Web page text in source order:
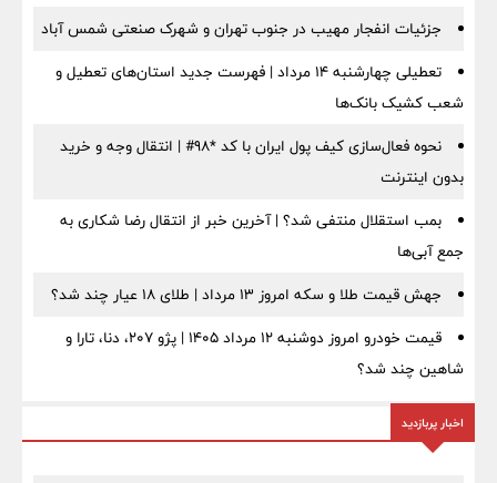
جزئیات انفجار مهیب در جنوب تهران و شهرک صنعتی شمس آباد
تعطیلی چهارشنبه ۱۴ مرداد | فهرست جدید استان‌های تعطیل و
شعب کشیک بانک‌ها
نحوه فعال‌سازی کیف پول ایران با کد *98# | انتقال وجه و خرید
بدون اینترنت
بمب استقلال منتفی شد؟ | آخرین خبر از انتقال رضا شکاری به
جمع آبی‌ها
جهش قیمت طلا و سکه امروز ۱۳ مرداد | طلای ۱۸ عیار چند شد؟
قیمت خودرو امروز دوشنبه ۱۲ مرداد ۱۴۰۵ | پژو ۲۰۷، دنا، تارا و
شاهین چند شد؟
اخبار پربازدید